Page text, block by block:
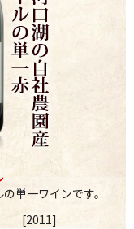
単一ワインです。
[2011]